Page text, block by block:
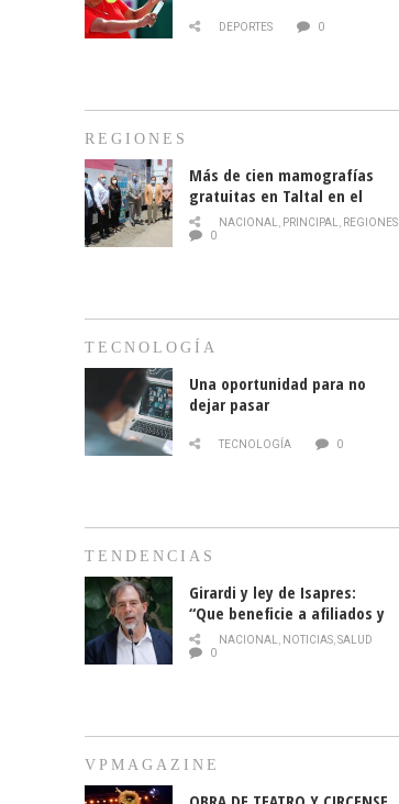
DEPORTES 0
REGIONES
Más de cien mamografías
gratuitas en Taltal en el
mes de la prevención del
cáncer de mama
NACIONAL PRINCIPAL
REGIONES
0
TECNOLOGÍA
Una oportunidad para no
dejar pasar
TECNOLOGÍA 0
TENDENCIAS
Girardi y ley de Isapres:
“Que beneficie a afiliados y
no legalice el abuso”
NACIONAL NOTICIAS SALUD
0
VPMAGAZINE